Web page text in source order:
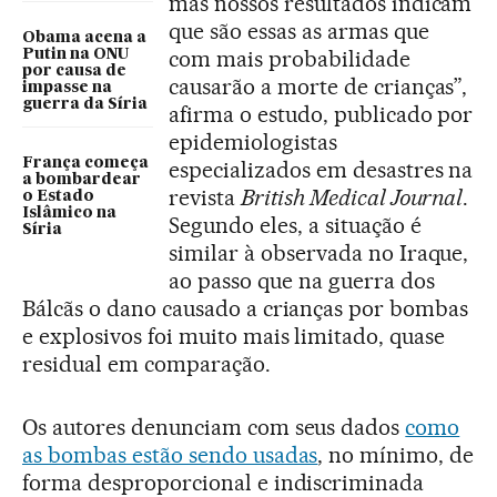
Obama acena a
Putin na ONU
por causa de
impasse na
guerra da Síria
França começa
a bombardear
o Estado
Islâmico na
Síria
que são essas as armas que
com mais probabilidade
causarão a morte de crianças”,
afirma o estudo, publicado por
epidemiologistas
especializados em desastres na
revistaBritish Medical Journal.
Segundo eles, a situação é
similar à observada no Iraque,
ao passo que na guerra dos
Bálcãs o dano causado a crianças por bombas
e explosivos foi muito mais limitado, quase
residual em comparação.
Os autores denunciam com seus dadoscomo
as bombas estão sendo usadas, no mínimo, de
forma desproporcional e indiscriminada